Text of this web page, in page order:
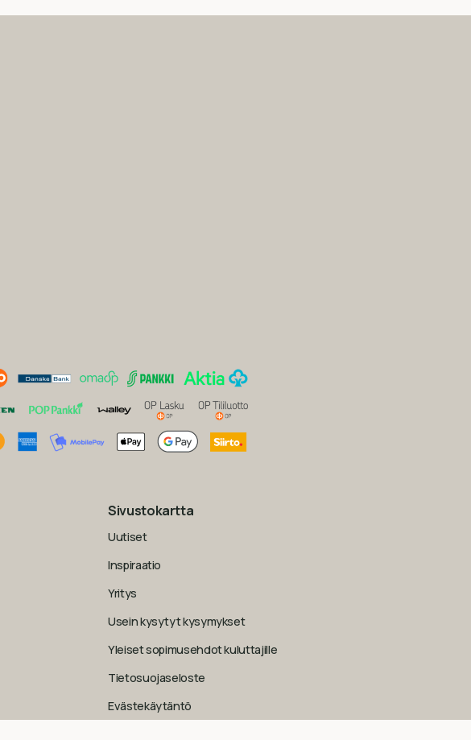
Sivustokartta
Uutiset
Inspiraatio
Yritys
Usein kysytyt kysymykset
Yleiset sopimusehdot kuluttajille
Tietosuojaseloste
Evästekäytäntö